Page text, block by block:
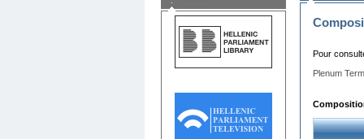
Pour
Plenum